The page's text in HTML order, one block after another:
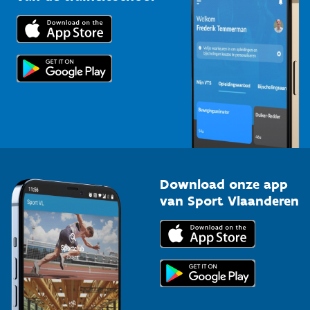
Trainers en begeleiders
Topsporters
Downloads
Voor de pers
Download onze app
van Sport Vlaanderen